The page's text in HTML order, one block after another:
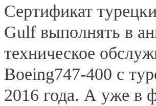
Сертификат
Gulf выполнять в
техническое
Вoeing747-400 с
2016 года. А уже в